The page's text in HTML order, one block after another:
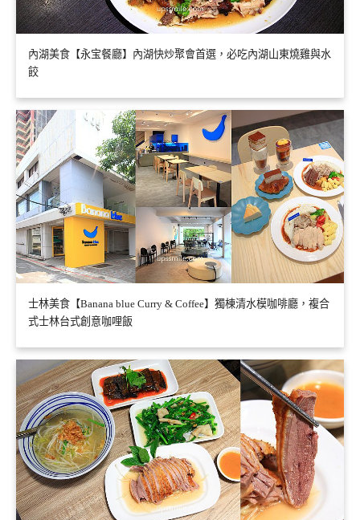
內湖美食【永宝餐廳】內湖快炒聚會首選，必吃內湖山東燒雞與水
餃
士林美食【Banana blue Curry & Coffee】獨棟清水模咖啡廳，複合
式士林台式創意咖哩飯